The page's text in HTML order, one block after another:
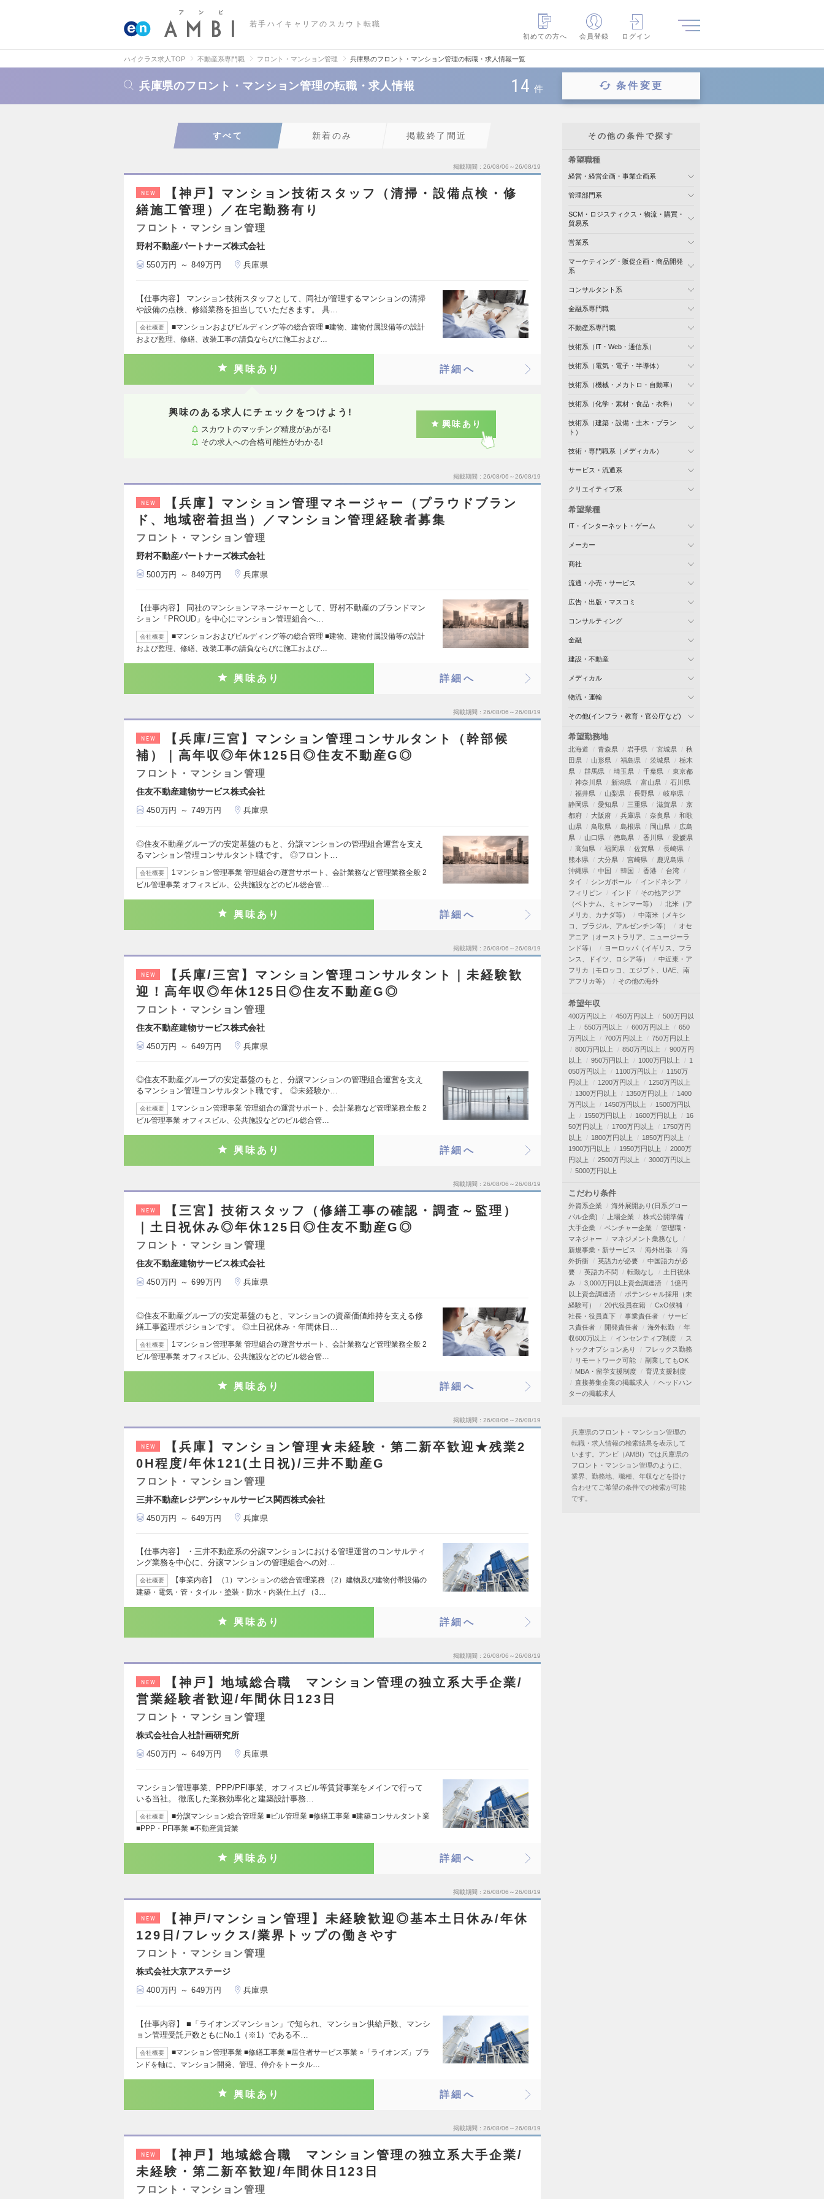
若手ハイキャリアのスカウト転職
初めての方へ
会員登録 ログイン
ハイクラス求人TOP 不動産系専門職 フロント・マンション管理 兵庫県のフロント・マンション管理の転職・求人情報一覧
兵庫県のフロント・マンション管理の転職・求人情報 14 件 条件変更
すべて 新着のみ 掲載終了間近
掲載期間 26/08/06～26/08/19
NEW
【神戸】マンション技術スタッフ（清掃・設備点検・修
繕施工管理）／在宅勤務有り
フロント・マンション管理
野村不動産パートナーズ株式会社
550万円 ～ 849万円 兵庫県
【仕事内容】 マンション技術スタッフとして、同社が管理するマンションの清掃
や設備の点検、修繕業務を担当していただきます。 具…
会社概要
■マンションおよびビルディング等の総合管理 ■建物、建物付属設備等の設計
および監理、修繕、改装工事の請負ならびに施工および…
興味あり 詳細へ
興味のある求人にチェックをつけよう!
スカウトのマッチング精度があがる!
その求人への合格可能性がわかる!
興味あり
掲載期間 26/08/06～26/08/19
NEW
【兵庫】マンション管理マネージャー（プラウドブラン
ド、地域密着担当）／マンション管理経験者募集
フロント・マンション管理
野村不動産パートナーズ株式会社
500万円 ～ 849万円 兵庫県
【仕事内容】 同社のマンションマネージャーとして、野村不動産のブランドマン
ション「PROUD」を中心にマンション管理組合へ…
会社概要
■マンションおよびビルディング等の総合管理 ■建物、建物付属設備等の設計
および監理、修繕、改装工事の請負ならびに施工および…
興味あり 詳細へ
掲載期間 26/08/06～26/08/19
NEW
【兵庫/三宮】マンション管理コンサルタント（幹部候
補）｜高年収◎年休125日◎住友不動産G◎
フロント・マンション管理
住友不動産建物サービス株式会社
450万円 ～ 749万円 兵庫県
◎住友不動産グループの安定基盤のもと、分譲マンションの管理組合運営を支え
るマンション管理コンサルタント職です。 ◎フロント…
会社概要
1マンション管理事業 管理組合の運営サポート、会計業務など管理業務全般 2
ビル管理事業 オフィスビル、公共施設などのビル総合管…
興味あり 詳細へ
掲載期間 26/08/06～26/08/19
NEW
【兵庫/三宮】マンション管理コンサルタント｜未経験歓
迎！高年収◎年休125日◎住友不動産G◎
フロント・マンション管理
住友不動産建物サービス株式会社
450万円 ～ 649万円 兵庫県
◎住友不動産グループの安定基盤のもと、分譲マンションの管理組合運営を支え
るマンション管理コンサルタント職です。 ◎未経験か…
会社概要
1マンション管理事業 管理組合の運営サポート、会計業務など管理業務全般 2
ビル管理事業 オフィスビル、公共施設などのビル総合管…
興味あり 詳細へ
掲載期間 26/08/06～26/08/19
NEW
【三宮】技術スタッフ（修繕工事の確認・調査～監理）
｜土日祝休み◎年休125日◎住友不動産G◎
フロント・マンション管理
住友不動産建物サービス株式会社
450万円 ～ 699万円 兵庫県
◎住友不動産グループの安定基盤のもと、マンションの資産価値維持を支える修
繕工事監理ポジションです。 ◎土日祝休み・年間休日…
会社概要
1マンション管理事業 管理組合の運営サポート、会計業務など管理業務全般 2
ビル管理事業 オフィスビル、公共施設などのビル総合管…
興味あり 詳細へ
掲載期間 26/08/06～26/08/19
NEW
【兵庫】マンション管理★未経験・第二新卒歓迎★残業2
0H程度/年休121(土日祝)/三井不動産G
フロント・マンション管理
三井不動産レジデンシャルサービス関西株式会社
450万円 ～ 649万円 兵庫県
【仕事内容】 ・三井不動産系の分譲マンションにおける管理運営のコンサルティ
ング業務を中心に、分譲マンションの管理組合への対…
会社概要
【事業内容】 （1）マンションの総合管理業務 （2）建物及び建物付帯設備の
建築・電気・管・タイル・塗装・防水・内装仕上げ （3…
興味あり 詳細へ
掲載期間 26/08/06～26/08/19
NEW
【神戸】地域総合職 マンション管理の独立系大手企業/
営業経験者歓迎/年間休日123日
フロント・マンション管理
株式会社合人社計画研究所
450万円 ～ 649万円 兵庫県
マンション管理事業、PPP/PFI事業、オフィスビル等賃貸事業をメインで行って
いる当社。 徹底した業務効率化と建築設計事務…
会社概要
■分譲マンション総合管理業 ■ビル管理業 ■修繕工事業 ■建築コンサルタント業
■PPP・PFI事業 ■不動産賃貸業
興味あり 詳細へ
掲載期間 26/08/06～26/08/19
NEW
【神戸/マンション管理】未経験歓迎◎基本土日休み/年休
129日/フレックス/業界トップの働きやす
フロント・マンション管理
株式会社大京アステージ
400万円 ～ 649万円 兵庫県
【仕事内容】 ■「ライオンズマンション」で知られ、マンション供給戸数、マンシ
ョン管理受託戸数ともにNo.1（※1）である不…
会社概要
■マンション管理事業 ■修繕工事業 ■居住者サービス事業 ○「ライオンズ」ブラ
ンドを軸に、マンション開発、管理、仲介をトータル…
興味あり 詳細へ
掲載期間 26/08/06～26/08/19
NEW
【神戸】地域総合職 マンション管理の独立系大手企業/
未経験・第二新卒歓迎/年間休日123日
フロント・マンション管理
その他の条件で探す
希望職種
経営・経営企画・事業企画系
管理部門系
SCM・ロジスティクス・物流・購買・
貿易系
営業系
マーケティング・販促企画・商品開発
系
コンサルタント系
金融系専門職
不動産系専門職
技術系（IT・Web・通信系）
技術系（電気・電子・半導体）
技術系（機械・メカトロ・自動車）
技術系（化学・素材・食品・衣料）
技術系（建築・設備・土木・プラン
ト）
技術・専門職系（メディカル）
サービス・流通系
クリエイティブ系
希望業種
IT・インターネット・ゲーム
メーカー
商社
流通・小売・サービス
広告・出版・マスコミ
コンサルティング
金融
建設・不動産
メディカル
物流・運輸
その他(インフラ・教育・官公庁など)
希望勤務地
北海道 青森県 岩手県 宮城県
秋
田県
山形県 福島県 茨城県
栃木
県
群馬県 埼玉県 千葉県
東京都
神奈川県
新潟県 富山県
石川県
福井県
山梨県 長野県
岐阜県
静岡県
愛知県 三重県 滋賀県
京
都府
大阪府 兵庫県 奈良県
和歌
山県
鳥取県 島根県 岡山県
広島
県
山口県 徳島県 香川県
愛媛県
高知県
福岡県 佐賀県
長崎県
熊本県
大分県 宮崎県
鹿児島県
沖縄県
中国 韓国 香港
台湾
タイ
シンガポール
インドネシア
フィリピン
インド
その他アジア
（ベトナム、ミャンマー等）
北米（ア
メリカ、カナダ等）
中南米（メキシ
コ、ブラジル、アルゼンチン等）
オセ
アニア（オーストラリア、ニュージーラ
ンド等）
ヨーロッパ（イギリス、フラ
ンス、ドイツ、ロシア等）
中近東・ア
フリカ（モロッコ、エジプト、UAE、南
アフリカ等）
その他の海外
希望年収
400万円以上 450万円以上
500万円以
上
550万円以上 600万円以上
650
万円以上
700万円以上
750万円以上
800万円以上
850万円以上
900万円
以上
950万円以上 1000万円以上
1
050万円以上
1100万円以上
1150万
円以上
1200万円以上
1250万円以上
1300万円以上
1350万円以上
1400
万円以上
1450万円以上
1500万円以
上
1550万円以上 1600万円以上
16
50万円以上
1700万円以上
1750万円
以上
1800万円以上
1850万円以上
1900万円以上
1950万円以上
2000万
円以上
2500万円以上
3000万円以上
5000万円以上
こだわり条件
外資系企業
海外展開あり(日系グロー
バル企業)
上場企業
株式公開準備
大手企業
ベンチャー企業
管理職・
マネジャー
マネジメント業務なし
新規事業・新サービス
海外出張
海
外折衝
英語力が必要
中国語力が必
要
英語力不問 転勤なし
土日祝休
み
3,000万円以上資金調達済
1億円
以上資金調達済
ポテンシャル採用（未
経験可）
20代役員在籍
CxO候補
社長・役員直下
事業責任者
サービ
ス責任者
開発責任者 海外転勤
年
収600万以上
インセンティブ制度
ス
トックオプションあり
フレックス勤務
リモートワーク可能
副業してもOK
MBA・留学支援制度
育児支援制度
直接募集企業の掲載求人
ヘッドハン
ターの掲載求人
兵庫県のフロント・マンション管理の
転職・求人情報の検索結果を表示して
います。アンビ（AMBI）では兵庫県の
フロント・マンション管理のように、
業界、勤務地、職種、年収などを掛け
合わせてご希望の条件での検索が可能
です。